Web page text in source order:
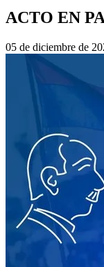
ACTO EN
05 de diciembre de